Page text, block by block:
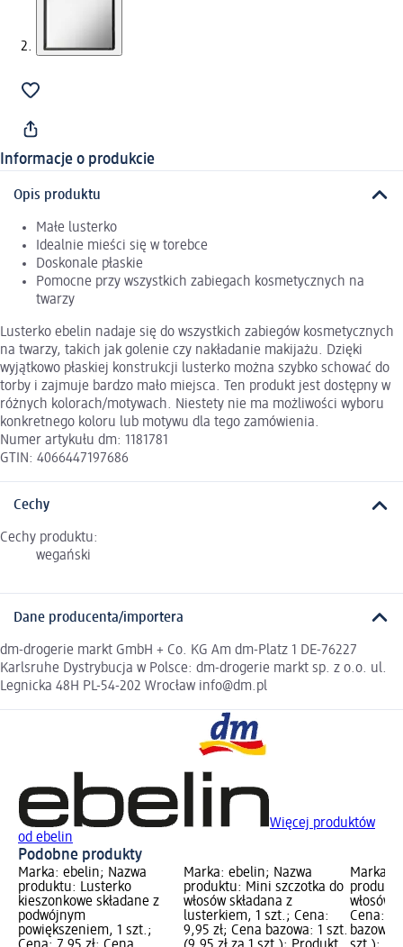
Informacje o produkcie
Opis produktu
Małe lusterko
Idealnie mieści się w torebce
Doskonale płaskie
Pomocne przy wszystkich zabiegach kosmetycznych na
twarzy
Lusterko ebelin nadaje się do wszystkich zabiegów kosmetycznych
na twarzy, takich jak golenie czy nakładanie makijażu. Dzięki
wyjątkowo płaskiej konstrukcji lusterko można szybko schować do
torby i zajmuje bardzo mało miejsca. Ten produkt jest dostępny w
różnych kolorach/motywach. Niestety nie ma możliwości wyboru
konkretnego koloru lub motywu dla tego zamówienia.
Numer artykułu dm: 1181781
GTIN: 4066447197686
Cechy
Cechy produktu:
wegański
Dane producenta/importera
dm-drogerie markt GmbH + Co. KG Am dm-Platz 1 DE-76227
Karlsruhe Dystrybucja w Polsce: dm-drogerie markt sp. z o.o. ul.
Legnicka 48H PL-54-202 Wrocław info@dm.pl
Więcej produktów
od ebelin
Podobne produkty
Marka: ebelin; Nazwa
produktu: Lusterko
kieszonkowe składane z
podwójnym
powiększeniem, 1 szt.;
Marka: ebelin; Nazwa
produktu: Mini szczotka do
włosów składana z
lusterkiem, 1 szt.; Cena:
9,95 zł; Cena bazowa: 1 szt.
Marka:
włosów,
Cena:
bazowa: